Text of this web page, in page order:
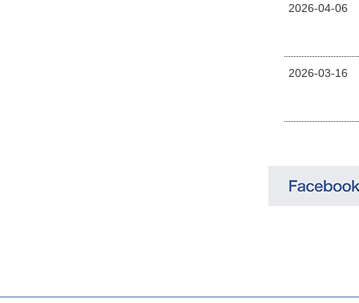
2026-04-06
2026-03-16